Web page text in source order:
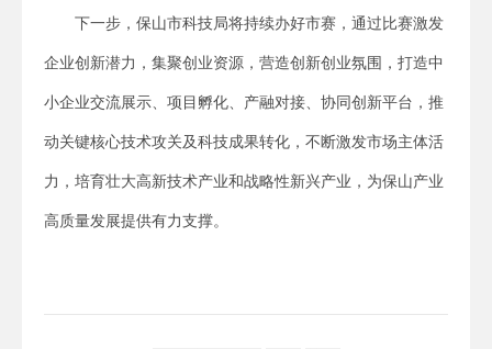
下一步，保山市科技局将持续办好市赛，通过比赛激发
企业创新潜力，集聚创业资源，营造创新创业氛围，打造中
小企业交流展示、项目孵化、产融对接、协同创新平台，推
动关键核心技术攻关及科技成果转化，不断激发市场主体活
力，培育壮大高新技术产业和战略性新兴产业，为保山产业
高质量发展提供有力支撑。